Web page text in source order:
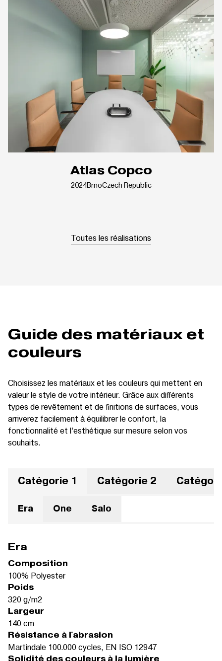
Atlas Copco
2024BrnoCzech Republic
Toutes les réalisations
Guide des matériaux et
couleurs
Choisissez les matériaux et les couleurs qui mettent en
valeur le style de votre intérieur. Grâce aux différents
types de revêtement et de finitions de surfaces, vous
arriverez facilement à équilibrer le confort, la
fonctionnalité et l’esthétique sur mesure selon vos
souhaits.
Catégorie 1 Catégorie 2
Era One Salo
Era
Composition
100% Polyester
Poids
320 g/m2
Largeur
140 cm
Résistance à l'abrasion
Martindale 100.000 cycles, EN ISO 12947
Solidité des couleurs à la lumière